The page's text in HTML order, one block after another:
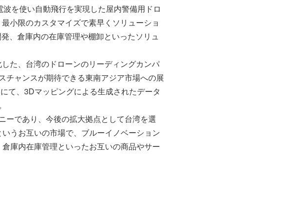
を使い自動飛行を実現した屋内警備用ドロ
小限のカスタマイズで素早くソリューショ
、倉庫内の在庫管理や棚卸といったソリュ
た、台湾のドローンのリーディングカンパ
チャンスが期待できる東南アジア市場への展
て、3Dマッピングによる生成されたデータ
ーであり、今後の拡大拠点として台湾を選
うお互いの市場で、ブルーイノベーション
庫内在庫管理といったお互いの商品やサー